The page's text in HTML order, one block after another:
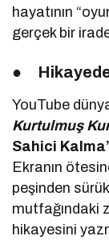
hayatının
gerçek bir
●
YouTube
Kurtulmuş
Sahici
Ekranın
peşinden
mutfağındaki
hikayesini